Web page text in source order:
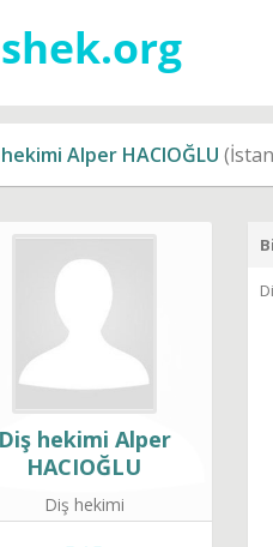
Alper HACIOĞLU
Diş hekimi Alper
HACIOĞLU
Diş hekimi